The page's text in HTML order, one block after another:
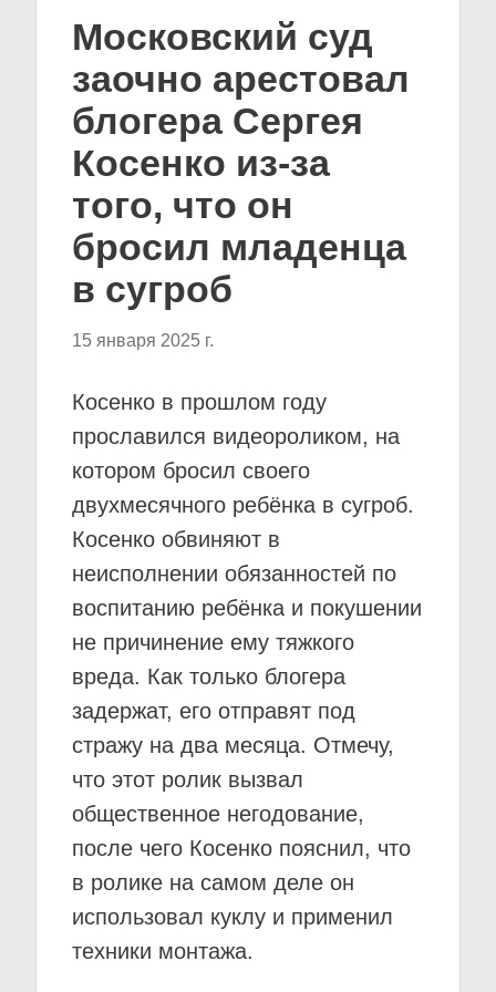
Московский суд
заочно арестовал
блогера Сергея
Косенко из-за
того, что он
бросил младенца
в сугроб
15 января 2025 г.
Косенко в прошлом году
прославился видеороликом, на
котором бросил своего
двухмесячного ребёнка в сугроб.
Косенко обвиняют в
неисполнении обязанностей по
воспитанию ребёнка и покушении
не причинение ему тяжкого
вреда. Как только блогера
задержат, его отправят под
стражу на два месяца. Отмечу,
что этот ролик вызвал
общественное негодование,
после чего Косенко пояснил, что
в ролике на самом деле он
использовал куклу и применил
техники монтажа.